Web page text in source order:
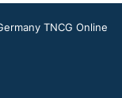
TNCG Online